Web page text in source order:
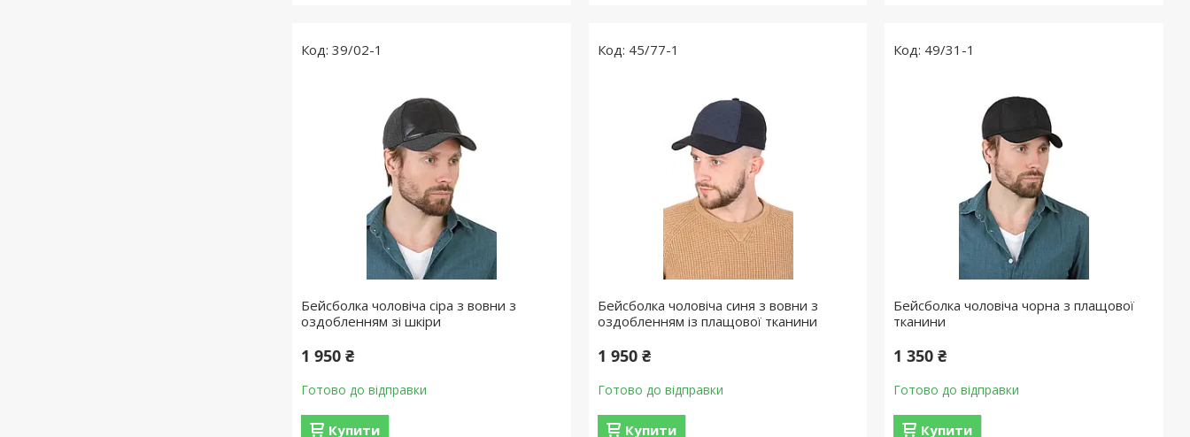
39/02-1
Бейсболка чоловіча сіра з вовни з
оздобленням зі шкіри
1 950 ₴
Готово до відправки
Купити
45/77-1
Бейсболка чоловіча синя з вовни з
оздобленням із плащової тканини
1 950 ₴
Готово до відправки
Купити
49/31-1
Бейсболка чоловіча чорна з плащової
тканини
1 350 ₴
Готово до відправки
Купити